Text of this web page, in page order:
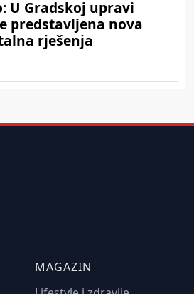
MAGAZIN